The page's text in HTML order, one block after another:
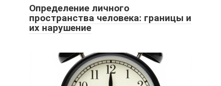
Определение личного
пространства человека: границы и
их нарушение